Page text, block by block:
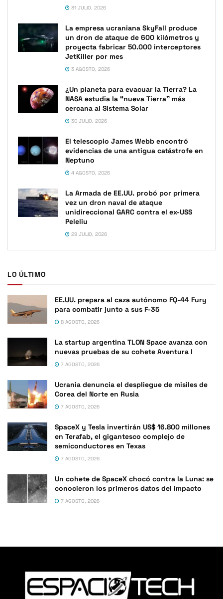
31 JULIO, 2026
La empresa ucraniana SkyFall produce
un dron de ataque de 600 kilómetros y
proyecta fabricar 50.000 interceptores
JetKiller por mes
3 AGOSTO, 2026
¿Un planeta para evacuar la Tierra? La
NASA estudia la “nueva Tierra” más
cercana al Sistema Solar
30 JULIO, 2026
El telescopio James Webb encontró
evidencias de una antigua catástrofe en
Neptuno
4 AGOSTO, 2026
La Armada de EE.UU. probó por primera
vez un dron naval de ataque
unidireccional GARC contra el ex-USS
Peleliu
29 JULIO, 2026
LO ÚLTIMO
EE.UU. prepara al caza autónomo FQ-44 Fury
para combatir junto a sus F-35
8 AGOSTO, 2026
La startup argentina TLON Space avanza con
nuevas pruebas de su cohete Aventura I
7 AGOSTO, 2026
Ucrania denuncia el despliegue de misiles de
Corea del Norte en Rusia
7 AGOSTO, 2026
SpaceX y Tesla invertirán US$ 16.800 millones
en Terafab, el gigantesco complejo de
semiconductores en Texas
7 AGOSTO, 2026
Un cohete de SpaceX chocó contra la Luna: se
conocieron los primeros datos del impacto
7 AGOSTO, 2026